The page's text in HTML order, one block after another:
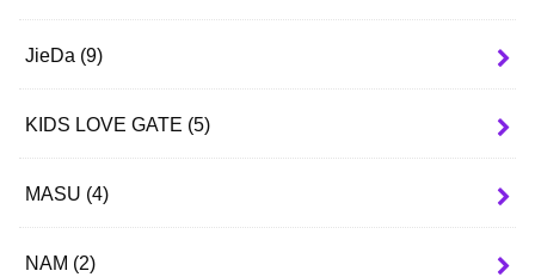
JieDa (9)
KIDS LOVE GATE (5)
MASU (4)
NAM (2)